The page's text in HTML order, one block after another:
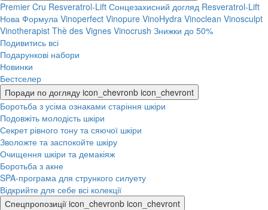
Premier Cru Resveratrol-Lift Сонцезахисний догляд Resveratrol-Lift
Нова Формула Vinoperfect Vinopure VinoHydra Vinoclean Vinosculpt
Vinotherapist Thè des Vignes Vinocrush Знижки до 50%
Подивитись всі
Подарункові набори
Новинки
Бестселер
Поради по догляду icon_chevronb icon_chevront
Боротьба з усіма ознаками старіння шкіри
Подовжіть молодість шкіри
Секрет рівного тону та сяючої шкіри
Зволожте та заспокойте шкіру
Очищення шкіри та демакіяж
Боротьба з акне
SPA-програма для стрункого силуету
Відкрийте для себе всі колекції
Спецпропозиції icon_chevronb icon_chevront